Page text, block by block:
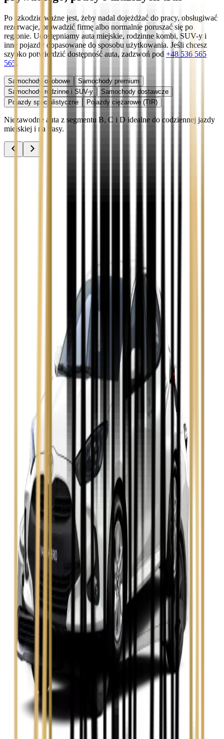
Po szkodzie ważne jest, żeby nadal dojeżdżać do pracy, obsługiwać
rezerwacje, prowadzić firmę albo normalnie poruszać się po
regionie. Udostępniamy auta miejskie, rodzinne kombi, SUV-y i
inne pojazdy dopasowane do sposobu użytkowania. Jeśli chcesz
szybko potwierdzić dostępność auta, zadzwoń pod +48 536 565
565.
Samochody osobowe
Samochody premium
Samochody rodzinne i SUV-y
Samochody dostawcze
Pojazdy specjalistyczne
Pojazdy ciężarowe (TIR)
Niezawodne auta z segmentu B, C i D idealne do codziennej jazdy
miejskiej i na trasy.
Opel Insignia
Seat Leon
Skoda Fabia
Zobacz
Skoda Kamiq
Zobacz
Skoda Octavia
Zobacz
Toyota Avensis
Zobacz
Toyota Camry
Zobacz
Toyota Corolla
Toyota Prius